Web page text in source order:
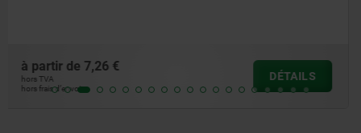
à partir de8,83 €
hors TVA
hors frais d’envoi
DÉTAILS